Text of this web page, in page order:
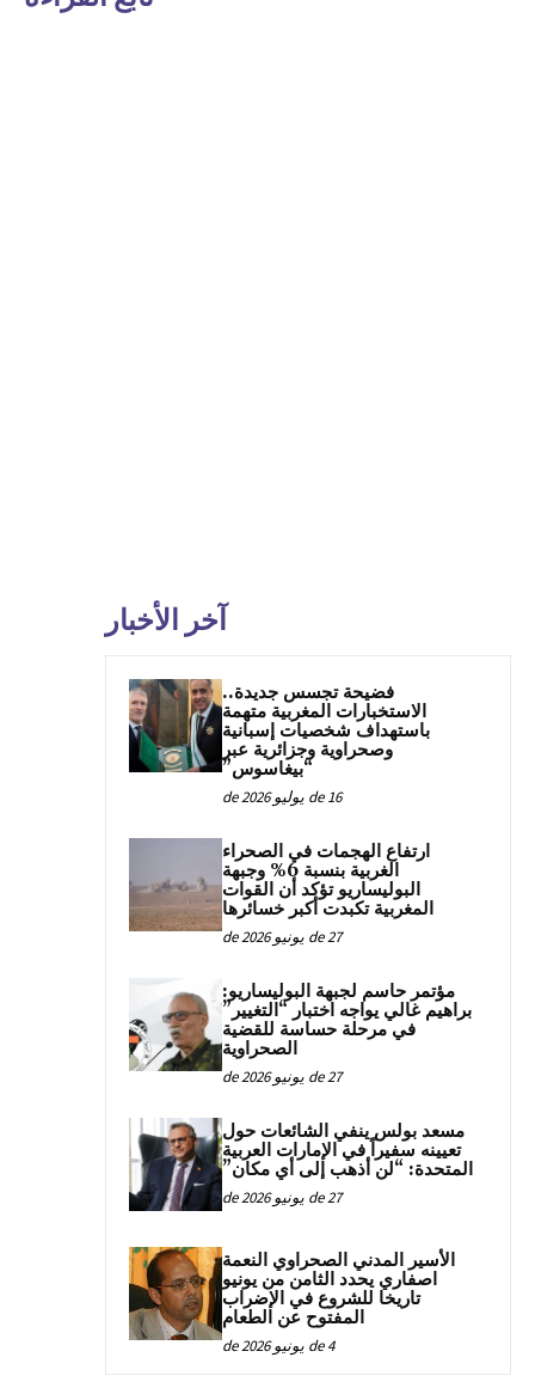
آخر الأخبار
فضيحة تجسس جديدة..
الاستخبارات المغربية متهمة
باستهداف شخصيات إسبانية
وصحراوية وجزائرية عبر
“بيغاسوس”
16 de يوليو de 2026
ارتفاع الهجمات في الصحراء
الغربية بنسبة 6% وجبهة
البوليساريو تؤكد أن القوات
المغربية تكبدت أكبر خسائرها
27 de يونيو de 2026
مؤتمر حاسم لجبهة البوليساريو:
براهيم غالي يواجه اختبار “التغيير”
في مرحلة حساسة للقضية
الصحراوية
27 de يونيو de 2026
مسعد بولس ينفي الشائعات حول
تعيينه سفيراً في الإمارات العربية
المتحدة: “لن أذهب إلى أي مكان”
27 de يونيو de 2026
الأسير المدني الصحراوي النعمة
اصفاري يحدد الثامن من يونيو
تاريخا للشروع في الإضراب
المفتوح عن الطعام
4 de يونيو de 2026